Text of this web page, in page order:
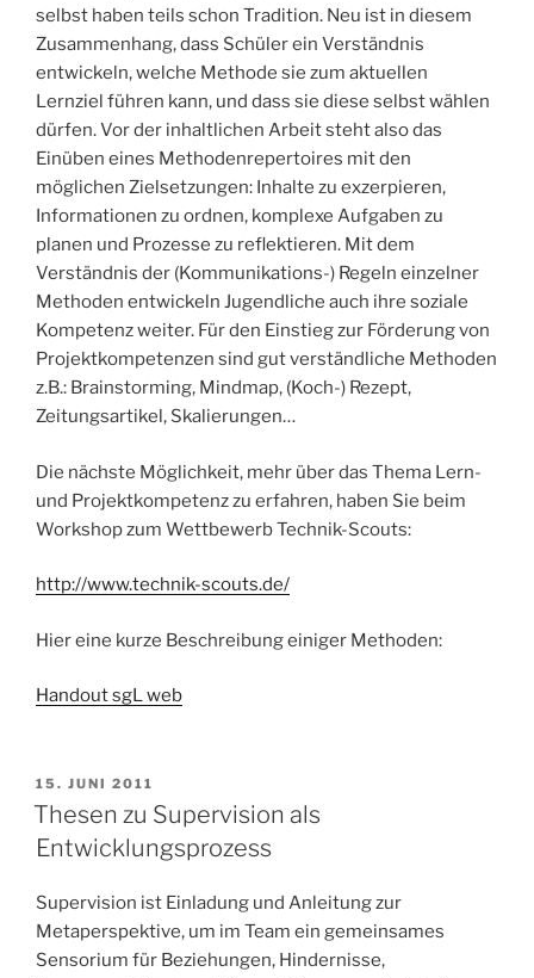
selbst haben teils schon Tradition. Neu ist in diesem
Zusammenhang, dass Schüler ein Verständnis
entwickeln, welche Methode sie zum aktuellen
Lernziel führen kann, und dass sie diese selbst wählen
dürfen. Vor der inhaltlichen Arbeit steht also das
Einüben eines Methodenrepertoires mit den
möglichen Zielsetzungen: Inhalte zu exzerpieren,
Informationen zu ordnen, komplexe Aufgaben zu
planen und Prozesse zu reflektieren. Mit dem
Verständnis der (Kommunikations-) Regeln einzelner
Methoden entwickeln Jugendliche auch ihre soziale
Kompetenz weiter. Für den Einstieg zur Förderung von
Projektkompetenzen sind gut verständliche Methoden
z.B.: Brainstorming, Mindmap, (Koch-) Rezept,
Zeitungsartikel, Skalierungen…
Die nächste Möglichkeit, mehr über das Thema Lern-
und Projektkompetenz zu erfahren, haben Sie beim
Workshop zum Wettbewerb Technik-Scouts:
http://www.technik-scouts.de/
Hier eine kurze Beschreibung einiger Methoden:
Handout sgL web
VERÖFFENTLICHT
AM
15. JUNI 2011
Thesen zu Supervision als
Entwicklungsprozess
Supervision ist Einladung und Anleitung zur
Metaperspektive, um im Team ein gemeinsames
Sensorium für Beziehungen, Hindernisse,